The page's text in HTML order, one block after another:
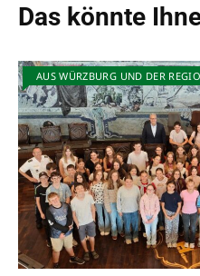
Das könnte
AUS WÜRZBURG UND DER